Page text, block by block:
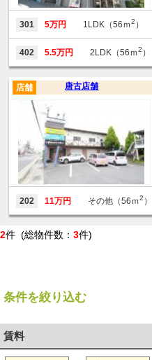
301 5万円 1LDK（56ｍ2 ）
402 5.5万円 2LDK（56ｍ2 ）
唐古店舗
店舗
202 11万円 その他（56ｍ2 ）
2件 (総物件数： 3件)
条件を絞り込む
賃料